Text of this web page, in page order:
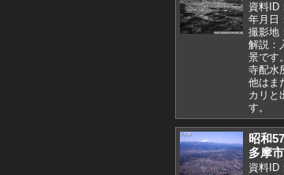
資料ID
年月日
撮影地
解説：
景です
寺配水
他はま
カリと
す。
昭和
多摩
資料ID